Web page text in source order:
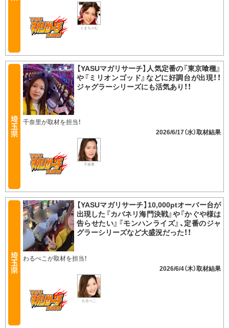
くまちゃむ
【YASUマガリサーチ】人気定番の『東京喰種』
や『ミリオンゴッド』などに好調台が出現！！
ジャグラーシリーズにも活気あり！！
千奈里が取材を担当！
2026/6/17（水）
千奈里
【YASUマガリサーチ】10,000ptオーバー台が
出現した『カバネリ海門決戦』や『かぐや様は
告らせたい』『モンハンライズ』、定番のジャ
グラーシリーズなど大盛況だった！！
わるぺこが取材を担当！
2026/6/4（木）
わるぺこ